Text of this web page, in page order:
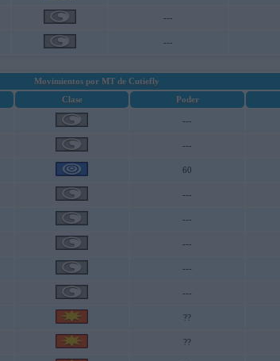
---
---
Movimientos por MT de Cutiefly
Clase Poder
---
---
60
---
---
---
---
---
??
??